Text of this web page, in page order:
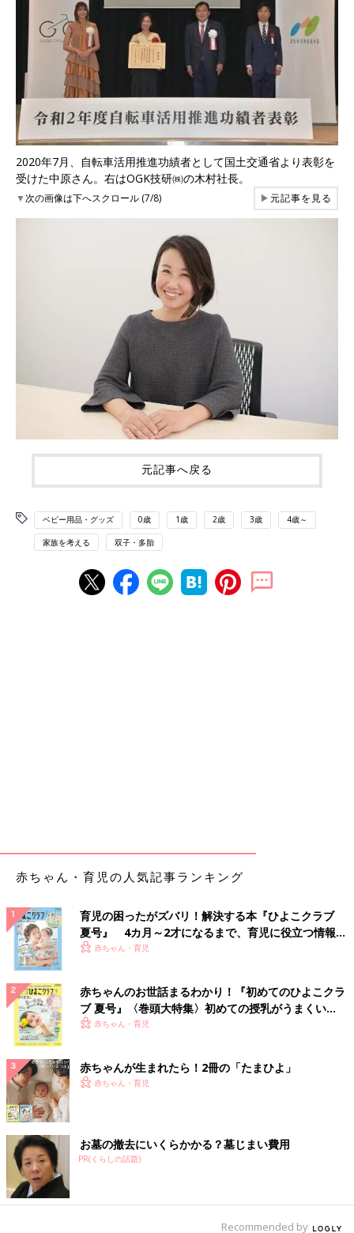
2020年7月、自転車活用推進功績者として国土交通省より表彰を
受けた中原さん。右はOGK技研㈱の木村社長。
▼次の画像は下へスクロール (7/8) ▶元記事を見る
元記事へ戻る
ベビー用品・グッズ 0歳 1歳 2歳 3歳 4歳～
家族を考える 双子・多胎
赤ちゃん・育児の人気記事ランキング
育児の困ったがズバリ！解決する本『ひよこクラブ
夏号』 4カ月～2才になるまで、育児に役立つ情報が
いっぱい！
赤ちゃん・育児
赤ちゃんのお世話まるわかり！『初めてのひよこクラ
ブ 夏号』〈巻頭大特集〉初めての授乳がうまくい
く！ おっぱい・ミルクの基本と夏のトラブル 解決テ
赤ちゃん・育児
赤ちゃんが生まれたら！2冊の「たまひよ」
赤ちゃん・育児
お墓の撤去にいくらかかる？墓じまい費用
PR(くらしの話題)
Recommended by